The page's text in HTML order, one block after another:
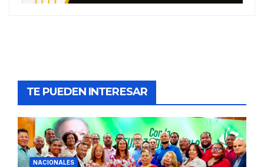
TE PUEDEN INTERESAR
NACIONALES